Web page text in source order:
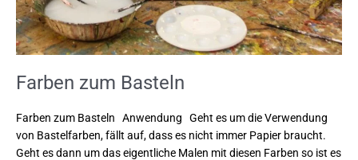
Farben zum Basteln
Farben zum Basteln Anwendung Geht es um die Verwendung
von Bastelfarben, fällt auf, dass es nicht immer Papier braucht.
Geht es dann um das eigentliche Malen mit diesen Farben so ist es